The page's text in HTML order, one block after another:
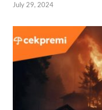
July 29, 2024